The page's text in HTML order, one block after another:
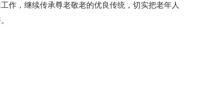
作，继续传承尊老敬老的优良传统，切实把老年人